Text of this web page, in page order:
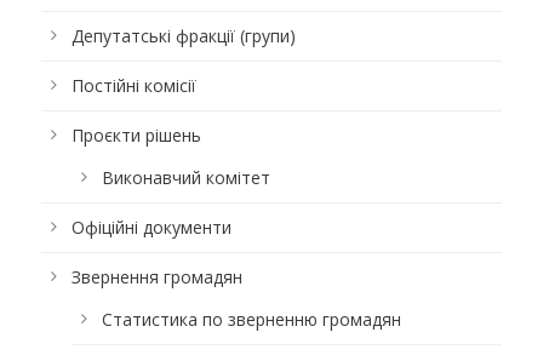
Депутатські фракції (групи)
Постійні комісії
Проєкти рішень
Виконавчий комітет
Офіційні документи
Звернення громадян
Статистика по зверненню громадян